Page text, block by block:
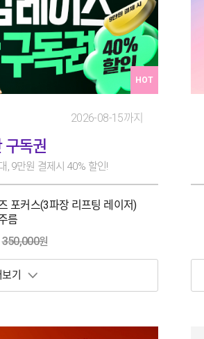
HOT
2026-08-15까지
구독권
, 9만원 결제시 40% 할인!
포커스(3파장 리프팅 레이저)
름
350,000원
보기 토글